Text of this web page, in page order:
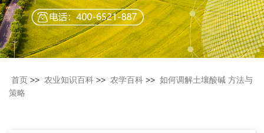
首页 >> 农业知识百科 >> 农学百科 >> 如何调解土壤酸碱 方法与
策略